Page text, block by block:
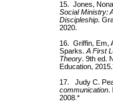
15. Jones,
Social Ministry:
Discipleship.
2020.
16. Griffin, Em,
Sparks. A First
Theory. 9th ed.
Education,
17. Judy C.
communication.
2008.*